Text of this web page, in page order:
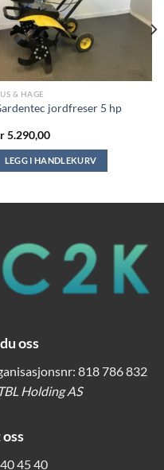
& HAGE
jordfreser 5 hp
5.290,00
LEGG I HANDLEKURV
oss
818 786 832
Holding AS
45 40